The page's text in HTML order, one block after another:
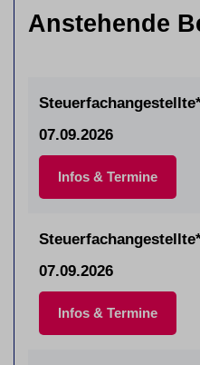
Anstehende
07.09.2026
Infos & Termine
07.09.2026
Infos & Termine